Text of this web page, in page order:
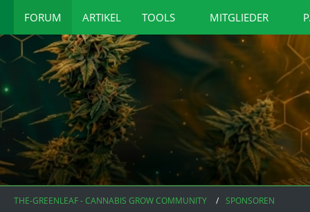
FORUM ARTIKEL TOOLS MITGLIEDER
THE-GREENLEAF - CANNABIS GROW COMMUNITY SPONSOREN